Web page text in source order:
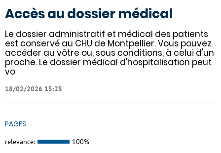
Accès au dossier médical
Le dossier administratif et médical des patients
est conservé au CHU de Montpellier. Vous pouvez
accéder au vôtre ou, sous conditions, à celui d'un
proche. Le dossier médical d'hospitalisation peut
vo
18/02/2026 15:25
PAGES
relevance: 100%